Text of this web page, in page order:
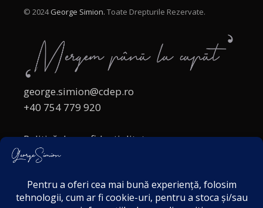
© 2024George Simion. Toate Drepturile Rezervate.
george.simion@cdep.ro
+40 754 779 920
Politică de confidențialitate
Politica cookies
Acordul de markting
Disclaimer